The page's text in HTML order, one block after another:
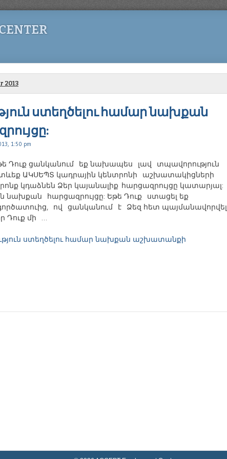
2013
ստեղծելու համար նախքան
1:50 pm
Դուք ցանկանում եք նախապես լավ տպավորություն
ԱԿՍԵՊՏ կադրային կենտրոնի աշխատակիցների
կդաձնեն Ձեր կայանալիք հարցազրույցը կատարյալ:
նախքան հարցազրույցը: Եթե Դուք ստացել եք
ով ցանկանում է Ձեզ հետ պայմանավորվել
Դուք մի …
ստեղծելու համար նախքան աշխատանքի